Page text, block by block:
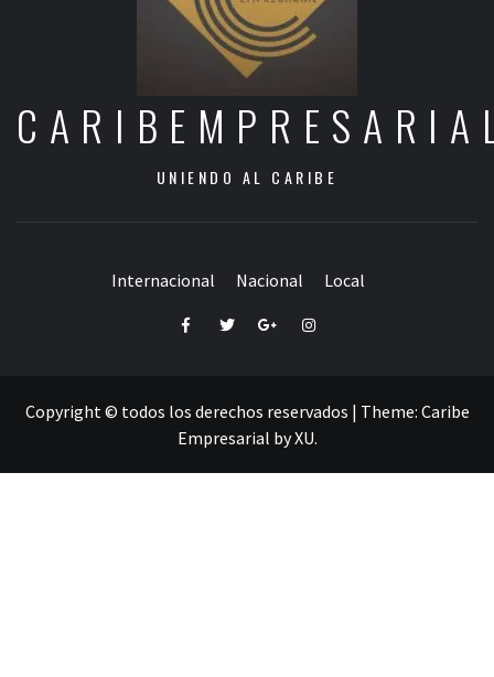
UNIENDO AL CARIBE
Internacional Nacional Local
FacebookTwitterGoogle+Instagram
Copyright © todos los derechos reservados | Theme: Caribe
Empresarial byXU.